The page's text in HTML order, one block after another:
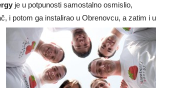
je u potpunosti samostalno osmislio,
i potom ga instalirao u Obrenovcu, a zatim i u